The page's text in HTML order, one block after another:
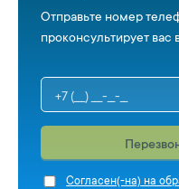
Отправьте номер
проконсультирует
Cогласен(-на) на